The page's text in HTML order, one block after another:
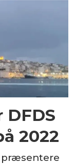
2022
præsentere